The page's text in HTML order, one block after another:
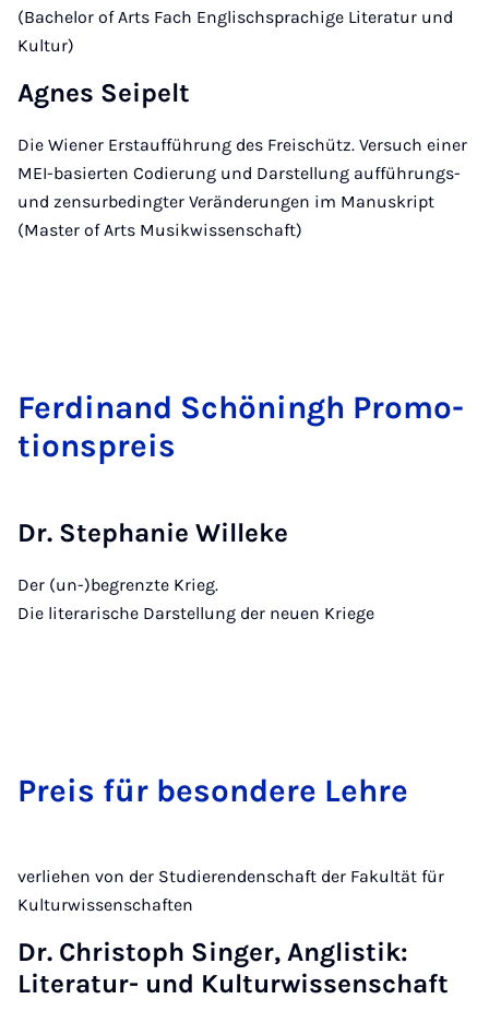
(Bachelor of Arts Fach Englischsprachige Literatur und
Kultur)
Agnes Seipelt
Die Wiener Erstaufführung des Freischütz. Versuch einer
MEI-basierten Codierung und Darstellung aufführungs-
und zensurbedingter Veränderungen im Manuskript
(Master of Arts Musikwissenschaft)
Ferdin­and Schön­ingh Pro­mo­
tion­spre­is
Dr. Stephanie Willeke
Der (un-)begrenzte Krieg.
Die literarische Darstellung der neuen Kriege
Pre­is für be­son­dere Lehre
verliehen von der Studierendenschaft der Fakultät für
Kulturwissenschaften
Dr. Christoph Singer, Anglistik:
Literatur- und Kulturwissenschaft